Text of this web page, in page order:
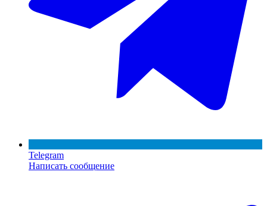
Telegram
Написать сообщение